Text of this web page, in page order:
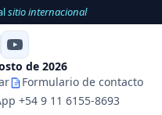
sitio internacional
de 2026
Formulario de contacto
+54 9 11 6155-8693